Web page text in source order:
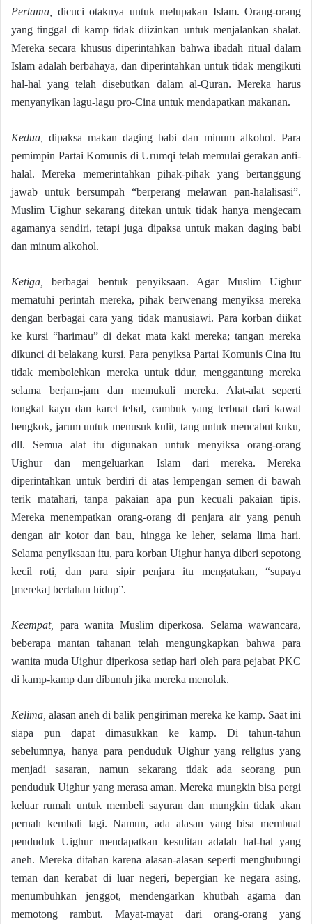
Pertama, dicuci otaknya untuk melupakan Islam. Orang-orang
yang tinggal di kamp tidak diizinkan untuk menjalankan shalat.
Mereka secara khusus diperintahkan bahwa ibadah ritual dalam
Islam adalah berbahaya, dan diperintahkan untuk tidak mengikuti
hal-hal yang telah disebutkan dalam al-Quran. Mereka harus
menyanyikan lagu-lagu pro-Cina untuk mendapatkan makanan.
Kedua, dipaksa makan daging babi dan minum alkohol. Para
pemimpin Partai Komunis di Urumqi telah memulai gerakan anti-
halal. Mereka memerintahkan pihak-pihak yang bertanggung
jawab untuk bersumpah “berperang melawan pan-halalisasi”.
Muslim Uighur sekarang ditekan untuk tidak hanya mengecam
agamanya sendiri, tetapi juga dipaksa untuk makan daging babi
dan minum alkohol.
Ketiga,berbagai bentuk penyiksaan. Agar Muslim Uighur
mematuhi perintah mereka, pihak berwenang menyiksa mereka
dengan berbagai cara yang tidak manusiawi. Para korban diikat
ke kursi “harimau” di dekat mata kaki mereka; tangan mereka
dikunci di belakang kursi. Para penyiksa Partai Komunis Cina itu
tidak membolehkan mereka untuk tidur, menggantung mereka
selama berjam-jam dan memukuli mereka. Alat-alat seperti
tongkat kayu dan karet tebal, cambuk yang terbuat dari kawat
bengkok, jarum untuk menusuk kulit, tang untuk mencabut kuku,
dll. Semua alat itu digunakan untuk menyiksa orang-orang
Uighur dan mengeluarkan Islam dari mereka. Mereka
diperintahkan untuk berdiri di atas lempengan semen di bawah
terik matahari, tanpa pakaian apa pun kecuali pakaian tipis.
Mereka menempatkan orang-orang di penjara air yang penuh
dengan air kotor dan bau, hingga ke leher, selama lima hari.
Selama penyiksaan itu, para korban Uighur hanya diberi sepotong
kecil roti, dan para sipir penjara itu mengatakan, “supaya
[mereka] bertahan hidup”.
Keempat, para wanita Muslim diperkosa. Selama wawancara,
beberapa mantan tahanan telah mengungkapkan bahwa para
wanita muda Uighur diperkosa setiap hari oleh para pejabat PKC
di kamp-kamp dan dibunuh jika mereka menolak.
Kelima, alasan aneh di balik pengiriman mereka ke kamp. Saat ini
siapa pun dapat dimasukkan ke kamp. Di tahun-tahun
sebelumnya, hanya para penduduk Uighur yang religius yang
menjadi sasaran, namun sekarang tidak ada seorang pun
penduduk Uighur yang merasa aman. Mereka mungkin bisa pergi
keluar rumah untuk membeli sayuran dan mungkin tidak akan
pernah kembali lagi. Namun, ada alasan yang bisa membuat
penduduk Uighur mendapatkan kesulitan adalah hal-hal yang
aneh. Mereka ditahan karena alasan-alasan seperti menghubungi
teman dan kerabat di luar negeri, bepergian ke negara asing,
menumbuhkan jenggot, mendengarkan khutbah agama dan
memotong rambut. Mayat-mayat dari orang-orang yang